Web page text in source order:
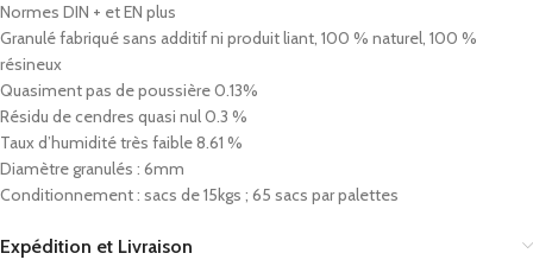
Normes DIN + et EN plus
Granulé fabriqué sans additif ni produit liant, 100 % naturel, 100 %
résineux
Quasiment pas de poussière 0.13%
Résidu de cendres quasi nul 0.3 %
Taux d’humidité très faible 8.61 %
Diamètre granulés : 6mm
Conditionnement : sacs de 15kgs ; 65 sacs par palettes
Expédition et Livraison